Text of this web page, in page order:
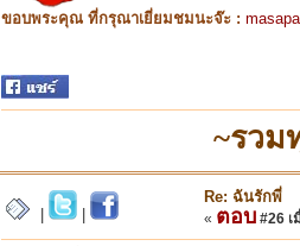
ขอบพระคุณ ที่กรุณาเยี่ยมชมนะจ๊ะ :
~รวม
Re: ฉันรักพี่
« ตอบ #26 เ